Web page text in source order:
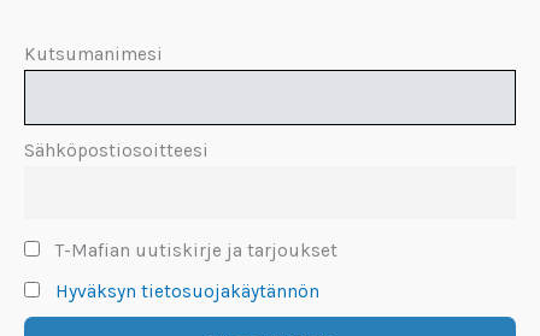
Kutsumanimesi
Sähköpostiosoitteesi
T-Mafian uutiskirje ja tarjoukset
Hyväksyn tietosuojakäytännön